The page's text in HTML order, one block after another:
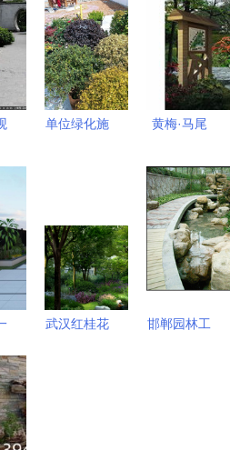
单位绿化施
艺术
黄梅·马尾
景观规划方
案之喷泉设
计
武汉红桂花
邯郸园林工